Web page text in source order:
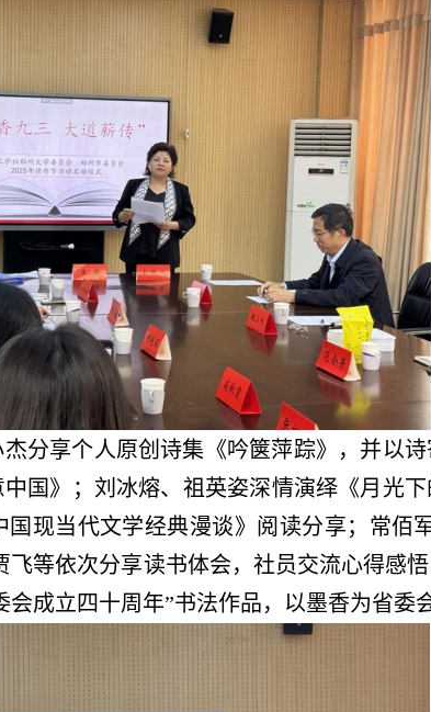
分享个人原创诗集《吟箧萍踪》，并以
国》；刘冰熔、祖英姿深情演绎《月光
现当代文学经典漫谈》阅读分享；常佰
等依次分享读书体会，社员交流心得感
成立四十周年”书法作品，以墨香为省委